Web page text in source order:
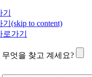
(skip to content)
가기
무엇을 찾고 계세요?